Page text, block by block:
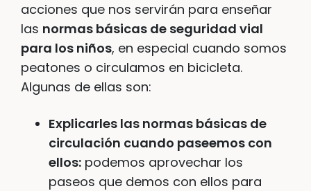
acciones que nos servirán para enseñar
las normas básicas de seguridad vial
para los niños, en especial cuando somos
peatones o circulamos en bicicleta.
Algunas de ellas son:
Explicarles las normas básicas de
circulación cuando paseemos con
ellos: podemos aprovechar los
paseos que demos con ellos para